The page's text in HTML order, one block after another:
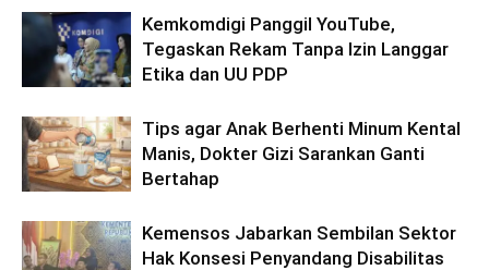
Kemkomdigi Panggil YouTube,
Tegaskan Rekam Tanpa Izin Langgar
Etika dan UU PDP
Tips agar Anak Berhenti Minum Kental
Manis, Dokter Gizi Sarankan Ganti
Bertahap
Kemensos Jabarkan Sembilan Sektor
Hak Konsesi Penyandang Disabilitas